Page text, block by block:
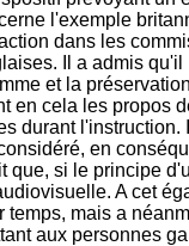
l'exemple
dans les
Il a admis
et la
cela les propos
durant
en
si le principe
A cet
mais a
aux personnes